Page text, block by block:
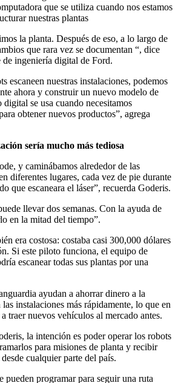
que se utiliza cuando nos estamos
nuestras plantas
la planta. Después de eso, a lo largo de
que rara vez se documentan “, dice
ingeniería digital de Ford.
escaneen nuestras instalaciones, podemos
ahora y construir un nuevo modelo de
se usa cuando necesitamos
obtener nuevos productos”, agrega
sería mucho más tediosa
y caminábamos alrededor de las
diferentes lugares, cada vez de pie durante
que escaneara el láser”, recuerda Goderis.
llevar dos semanas. Con la ayuda de
en la mitad del tiempo”.
era costosa: costaba casi 300,000 dólares
Si este piloto funciona, el equipo de
escanear todas sus plantas por una
ayudan a ahorrar dinero a la
instalaciones más rápidamente, lo que en
traer nuevos vehículos al mercado antes.
la intención es poder operar los robots
para misiones de planta y recibir
cualquier parte del país.
pueden programar para seguir una ruta